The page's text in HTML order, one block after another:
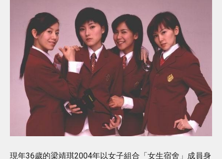
現年36歲的梁靖琪2004年以女子組合「女生宿舍」成員身